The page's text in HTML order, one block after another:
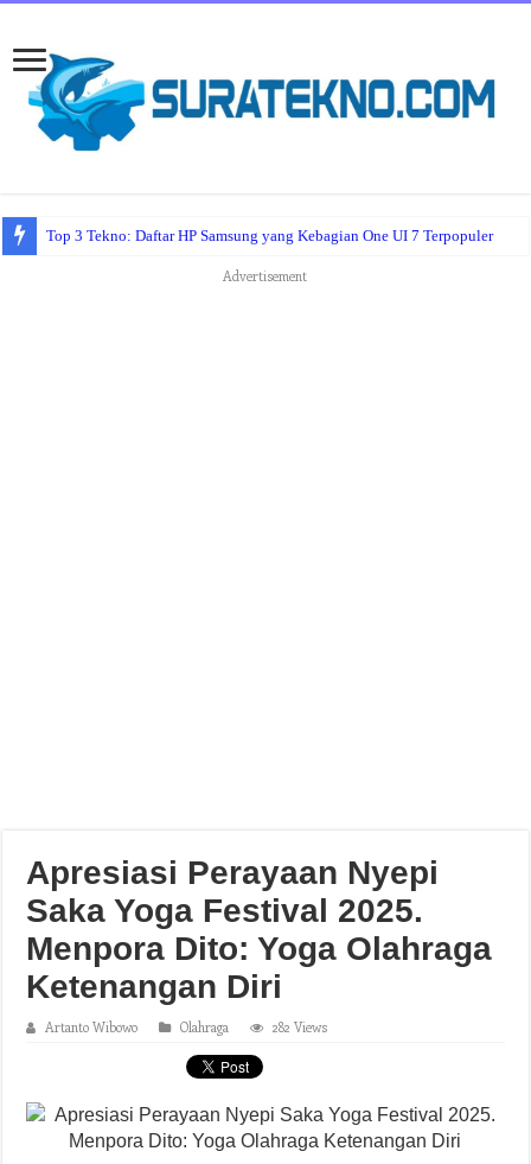
Top 3 Tekno: Daftar HP Samsung yang Kebagian One UI 7 Terpopuler
Advertisement
Apresiasi Perayaan Nyepi
Saka Yoga Festival 2025.
Menpora Dito: Yoga Olahraga
Ketenangan Diri
Artanto Wibowo Olahraga 282 Views